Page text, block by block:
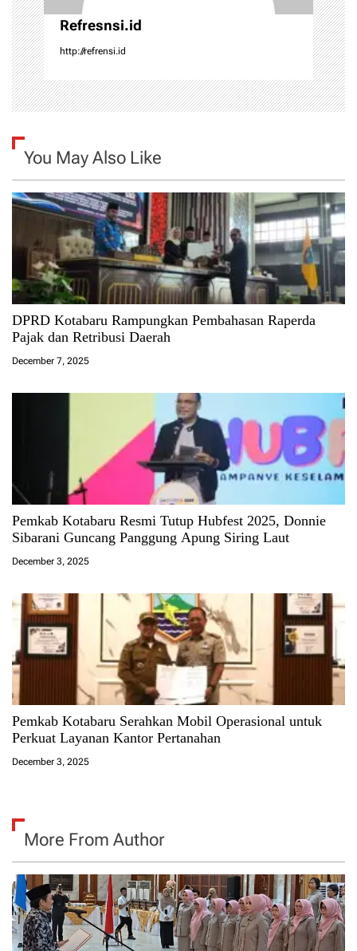
Refresnsi.id
http://refrensi.id
You May Also Like
DPRD Kotabaru Rampungkan Pembahasan Raperda
Pajak dan Retribusi Daerah
December 7, 2025
Pemkab Kotabaru Resmi Tutup Hubfest 2025, Donnie
Sibarani Guncang Panggung Apung Siring Laut
December 3, 2025
Pemkab Kotabaru Serahkan Mobil Operasional untuk
Perkuat Layanan Kantor Pertanahan
December 3, 2025
More From Author